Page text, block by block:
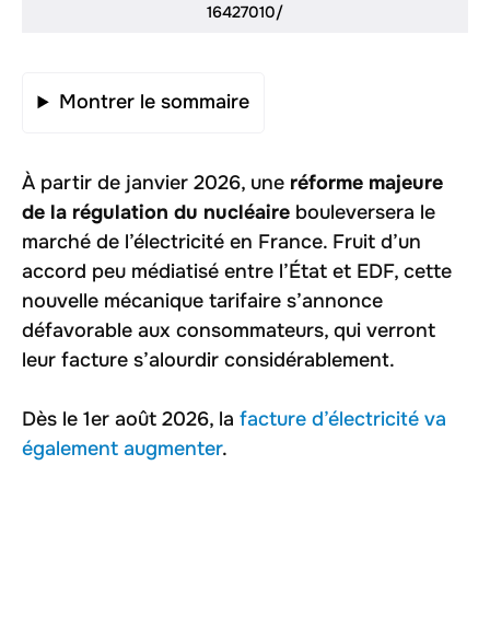
16427010/
Montrer le sommaire
À partir de janvier 2026, une réforme majeure
de la régulation du nucléaire bouleversera le
marché de l’électricité en France. Fruit d’un
accord peu médiatisé entre l’État et EDF, cette
nouvelle mécanique tarifaire s’annonce
défavorable aux consommateurs, qui verront
leur facture s’alourdir considérablement.
Dès le 1er août 2026, la facture d’électricité va
également augmenter.